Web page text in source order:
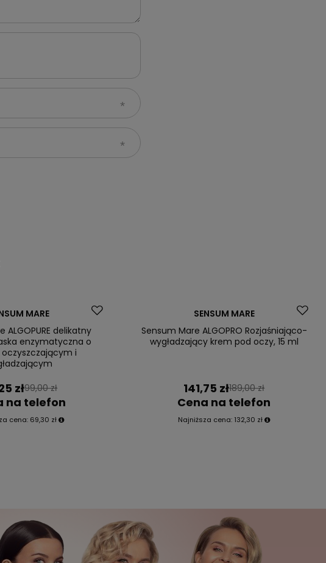
MARE
ALGOPURE delikatny
enzymatyczna o
oczyszczającym i
zł99,00 zł
na telefon
cena: 69,30 zł
SENSUM MARE
141,75 zł189,00 zł
Cena na telefon
Najniższa cena: 132,30 zł